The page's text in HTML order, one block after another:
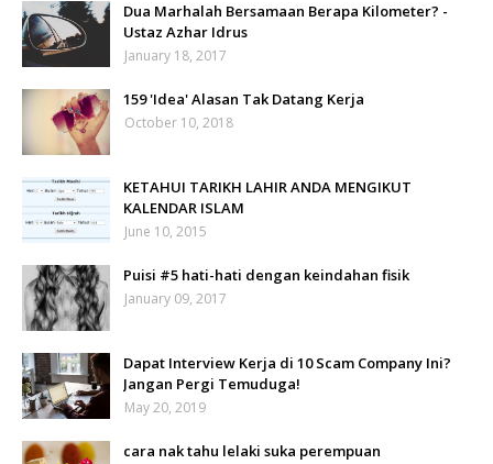
Dua Marhalah Bersamaan Berapa Kilometer? -
Ustaz Azhar Idrus
January 18, 2017
159 'Idea' Alasan Tak Datang Kerja
October 10, 2018
KETAHUI TARIKH LAHIR ANDA MENGIKUT
KALENDAR ISLAM
June 10, 2015
Puisi #5 hati-hati dengan keindahan fisik
January 09, 2017
Dapat Interview Kerja di 10 Scam Company Ini?
Jangan Pergi Temuduga!
May 20, 2019
cara nak tahu lelaki suka perempuan